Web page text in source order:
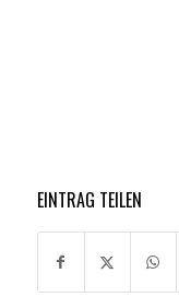
EINTRAG TEILEN